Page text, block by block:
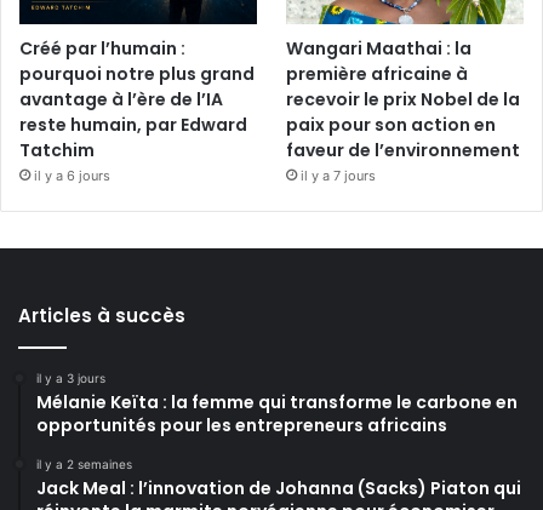
Créé par l’humain :
pourquoi notre plus grand
avantage à l’ère de l’IA
reste humain, par Edward
Tatchim
il y a 6 jours
Wangari Maathai : la
première africaine à
recevoir le prix Nobel de la
paix pour son action en
faveur de l’environnement
il y a 7 jours
Articles à succès
il y a 3 jours
Mélanie Keïta : la femme qui transforme le carbone en
opportunités pour les entrepreneurs africains
il y a 2 semaines
Jack Meal : l’innovation de Johanna (Sacks) Piaton qui